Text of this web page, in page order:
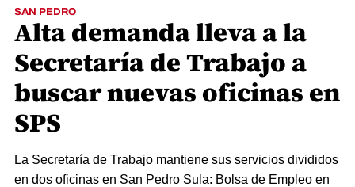
SAN PEDRO
Alta demanda lleva a la
Secretaría de Trabajo a
buscar nuevas oficinas en
SPS
La Secretaría de Trabajo mantiene sus servicios divididos
en dos oficinas en San Pedro Sula: Bolsa de Empleo en